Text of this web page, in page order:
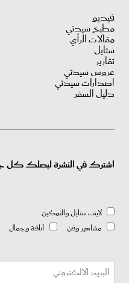
فيديو
مطبخ سيدتي
مقالات الرأي
ستايل
تقارير
عروس سيدتي
اصدارات سيدتي
دليل السفر
اشترك في النشرة ليصلك
لايف ستايل والتمكين
مشاهير وفن
أناقة وجمال